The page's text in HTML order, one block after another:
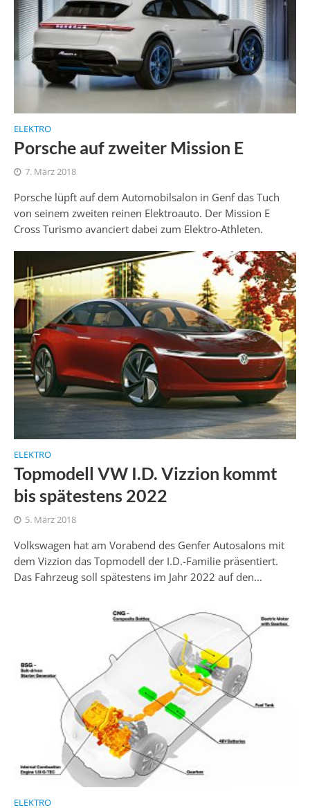
ELEKTRO
Porsche auf zweiter Mission E
7. März 2018
Porsche lüpft auf dem Automobilsalon in Genf das Tuch
von seinem zweiten reinen Elektroauto. Der Mission E
Cross Turismo avanciert dabei zum Elektro-Athleten.
ELEKTRO
Topmodell VW I.D. Vizzion kommt
bis spätestens 2022
5. März 2018
Volkswagen hat am Vorabend des Genfer Autosalons mit
dem Vizzion das Topmodell der I.D.-Familie präsentiert.
Das Fahrzeug soll spätestens im Jahr 2022 auf den...
ELEKTRO